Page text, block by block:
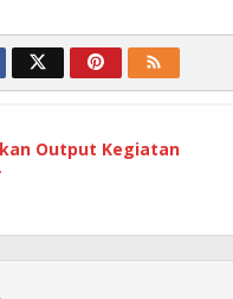
Output Kegiatan